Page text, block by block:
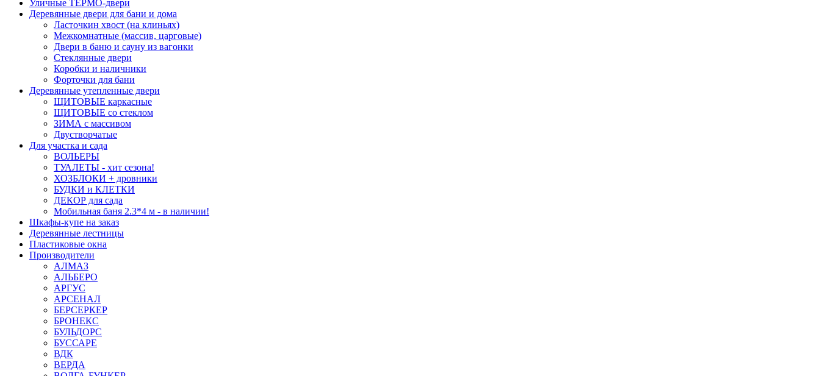
Уличные ТЕРМО-двери
Деревянные двери для бани и дома
Ласточкин хвост (на клиньях)
Межкомнатные (массив, царговые)
Двери в баню и сауну из вагонки
Стеклянные двери
Коробки и наличники
Форточки для бани
Деревянные утепленные двери
ЩИТОВЫЕ каркасные
ЩИТОВЫЕ со стеклом
ЗИМА с массивом
Двустворчатые
Для участка и сада
ВОЛЬЕРЫ
ТУАЛЕТЫ - хит сезона!
ХОЗБЛОКИ + дровники
БУДКИ и КЛЕТКИ
ДЕКОР для сада
Мобильная баня 2.3*4 м - в наличии!
Шкафы-купе на заказ
Деревянные лестницы
Пластиковые окна
Производители
АЛМАЗ
АЛЬБЕРО
АРГУС
АРСЕНАЛ
БЕРСЕРКЕР
БРОНЕКС
БУЛЬДОРС
БУССАРЕ
ВДК
ВЕРДА